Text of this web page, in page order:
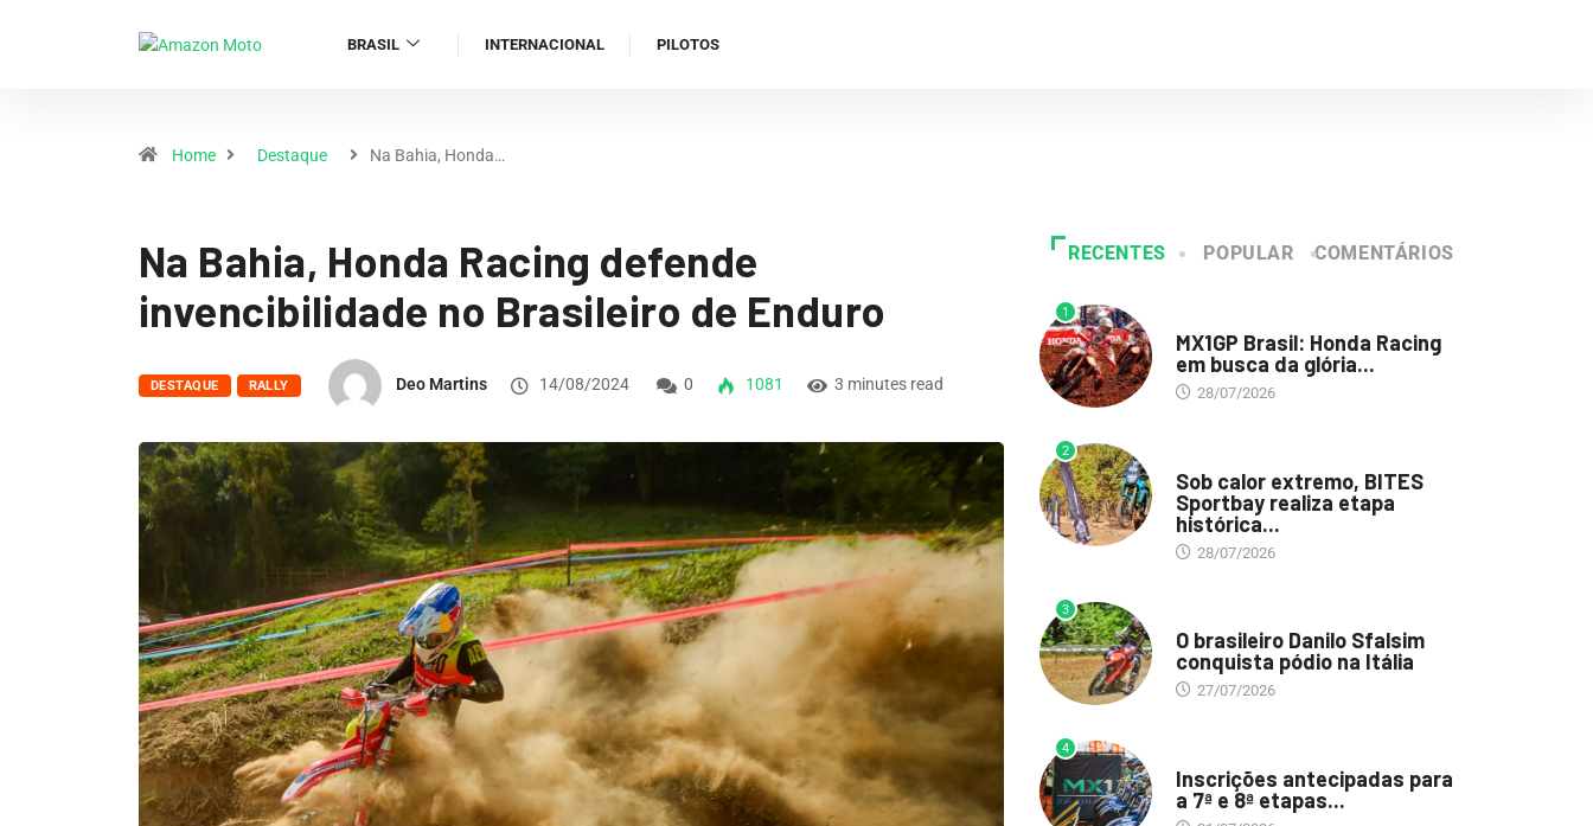
BRASIL INTERNACIONAL PILOTOS
Home Destaque Na Bahia, Honda…
Na Bahia, Honda Racing defende
invencibilidade no Brasileiro de Enduro
DESTAQUE RALLY Deo Martins 14/08/2024 0 1081 3 minutes read
RECENTES POPULAR COMENTÁRIOS
1
MX1GP Brasil: Honda Racing
em busca da glória...
28/07/2026
2
Sob calor extremo, BITES
Sportbay realiza etapa
histórica...
28/07/2026
3
O brasileiro Danilo Sfalsim
conquista pódio na Itália
27/07/2026
4
Inscrições antecipadas para
a 7ª e 8ª etapas...